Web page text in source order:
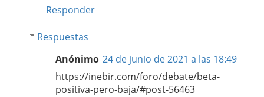
Responder
Respuestas
Anónimo 24 de junio de 2021 a las 18:49
https://inebir.com/foro/debate/beta-
positiva-pero-baja/#post-56463